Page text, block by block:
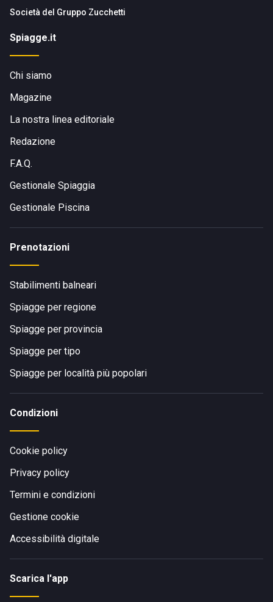
Società del Gruppo Zucchetti
Spiagge.it
Chi siamo
Magazine
La nostra linea editoriale
Redazione
F.A.Q.
Gestionale Spiaggia
Gestionale Piscina
Prenotazioni
Stabilimenti balneari
Spiagge per regione
Spiagge per provincia
Spiagge per tipo
Spiagge per località più popolari
Condizioni
Cookie policy
Privacy policy
Termini e condizioni
Gestione cookie
Accessibilità digitale
Scarica l'app